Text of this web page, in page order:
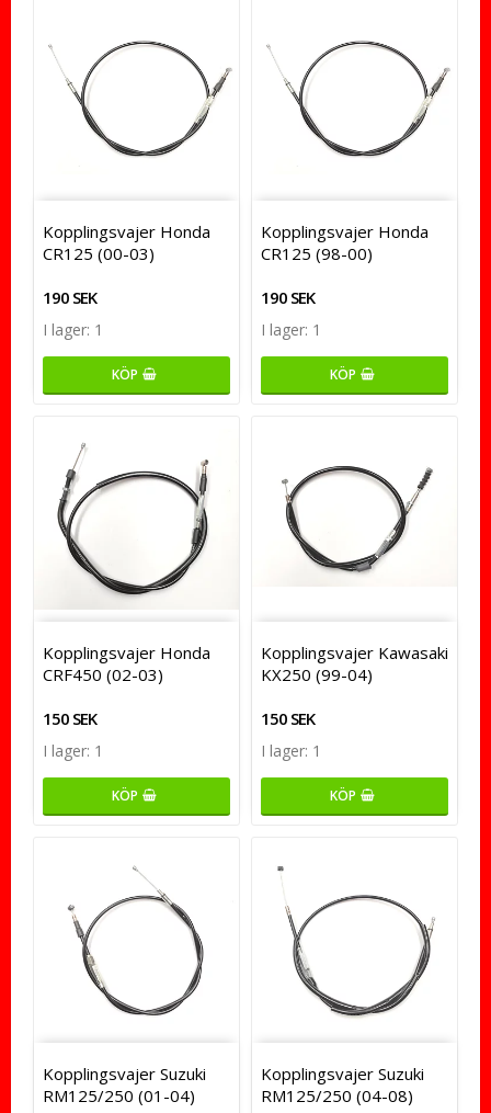
Kopplingsvajer Honda
CR125 (00-03)
190 SEK
I lager: 1
KÖP
Kopplingsvajer Honda
CR125 (98-00)
190 SEK
I lager: 1
KÖP
Kopplingsvajer Honda
CRF450 (02-03)
150 SEK
I lager: 1
KÖP
Kopplingsvajer Kawasaki
KX250 (99-04)
150 SEK
I lager: 1
KÖP
Kopplingsvajer Suzuki
RM125/250 (01-04)
Kopplingsvajer Suzuki
RM125/250 (04-08)